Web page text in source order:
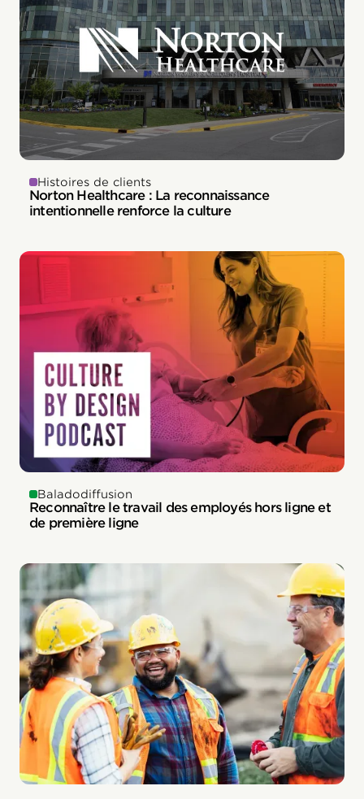
Histoires de clients
Norton Healthcare : La reconnaissance
intentionnelle renforce la culture
Baladodiffusion
Reconnaître le travail des employés hors ligne et
de première ligne